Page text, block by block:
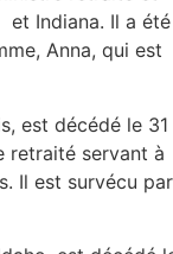
et Indiana. Il a été
Anna, qui est
est décédé le 31
retraité servant à
Il est survécu par